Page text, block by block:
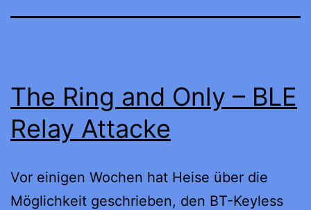
The Ring and Only – BLE
Relay Attacke
Vor einigen Wochen hat Heise über die
Möglichkeit geschrieben, den BT-Keyless